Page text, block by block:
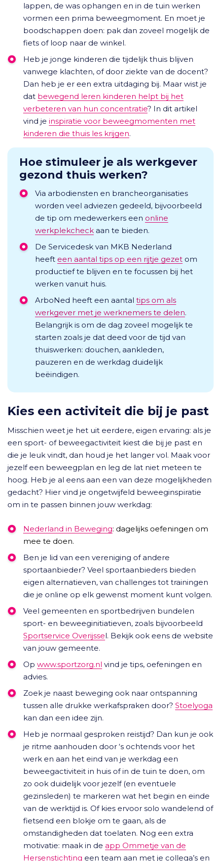
lappen, de was ophangen en in de tuin werken
vormen een prima beweegmoment. En moet je
boodschappen doen: pak dan zoveel mogelijk de
fiets of loop naar de winkel.
Heb je jonge kinderen die tijdelijk thuis blijven
vanwege klachten, of door ziekte van de docent?
Dan heb je er een extra uitdaging bij. Maar wist je
dat bewegend leren kinderen helpt bij het
verbeteren van hun concentratie? In dit artikel
vind je inspiratie voor beweegmomenten met
kinderen die thuis les krijgen.
Hoe stimuleer je als werkgever
gezond thuis werken?
Via arbodiensten en brancheorganisaties
worden veel adviezen gedeeld, bijvoorbeeld
de tip om medewerkers een online
werkplekcheck aan te bieden.
De Servicedesk van MKB Nederland
heeft een aantal tips op een rijtje gezet om
productief te blijven en te focussen bij het
werken vanuit huis.
ArboNed heeft een aantal tips om als
werkgever met je werknemers te delen.
Belangrijk is om de dag zoveel mogelijk te
starten zoals je dat deed voor de tijd van
thuiswerken: douchen, aankleden,
pauzeren en de werkdag duidelijk
beëindigen.
Kies een activiteit die bij je past
Misschien weet je het uit eerdere, eigen ervaring: als je
een sport- of beweegactiviteit kiest die bij je past en
die je leuk vindt, dan houd je het langer vol. Maak voor
jezelf een beweegplan en leg de lat niet meteen te
hoog. Heb je al eens aan een van deze mogelijkheden
gedacht? Hier vind je ongetwijfeld beweeginspiratie
om in te passen binnen jouw werkdag:
Nederland in Beweging: dagelijks oefeningen om
mee te doen.
Ben je lid van een vereniging of andere
sportaanbieder? Veel sportaanbieders bieden
eigen alternatieven, van challenges tot trainingen
die je online op elk gewenst moment kunt volgen.
Veel gemeenten en sportbedrijven bundelen
sport- en beweeginitiatieven, zoals bijvoorbeeld
Sportservice Overijssel. Bekijk ook eens de website
van jouw gemeente.
Op www.sportzorg.nl vind je tips, oefeningen en
advies.
Zoek je naast beweging ook naar ontspanning
tussen alle drukke werkafspraken door? Stoelyoga
kan dan een idee zijn.
Heb je normaal gesproken reistijd? Dan kun je ook
je ritme aanhouden door ‘s ochtends voor het
werk en aan het eind van je werkdag een
beweegactiviteit in huis of in de tuin te doen, om
zo ook duidelijk voor jezelf (en eventuele
gezinsleden) te markeren wat het begin en einde
van de werktijd is. Of kies ervoor solo wandelend of
fietsend een blokje om te gaan, als de
omstandigheden dat toelaten. Nog een extra
motivatie: maak in de app Ommetje van de
Hersenstichting een team aan met je collega’s en